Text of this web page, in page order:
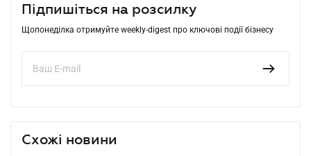
Підпишіться на розсилку
Щопонеділка отримуйте weekly-digest про ключові події бізнесу
Схожі новини